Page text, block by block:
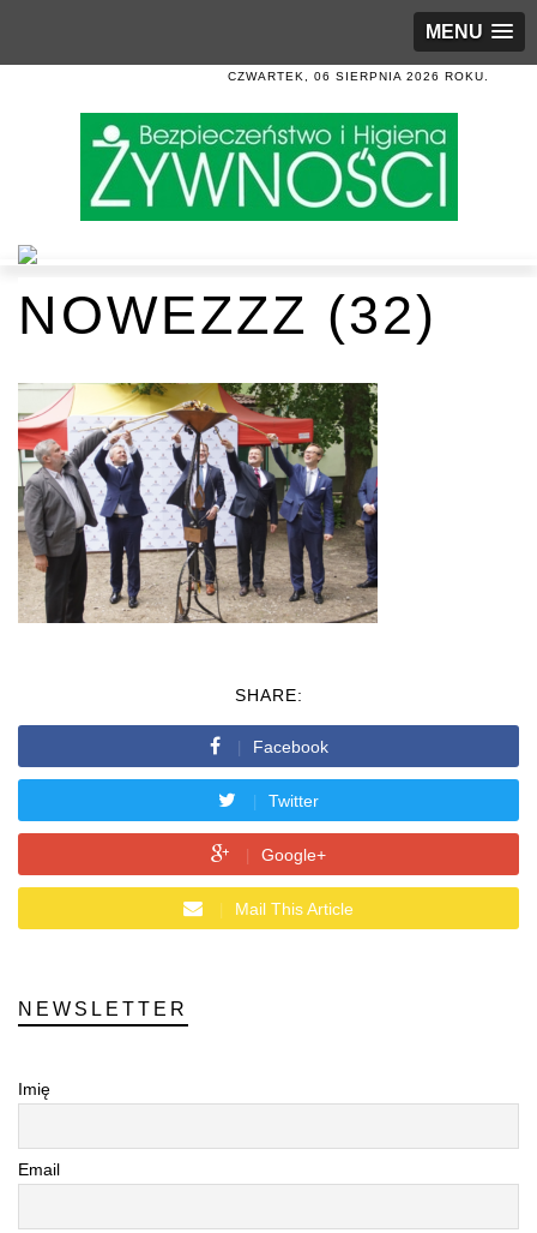
MENU
CZWARTEK, 06 SIERPNIA 2026 ROKU.
NOWEZZZ (32)
SHARE:
Facebook
Twitter
Google+
Mail This Article
NEWSLETTER
Imię
Email